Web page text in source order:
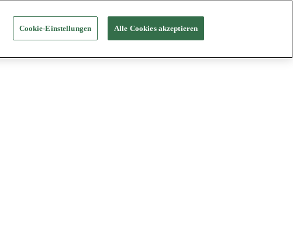
Cookie-Einstellungen Alle Cookies akzeptieren